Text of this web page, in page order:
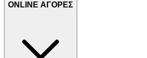
ONLINE ΑΓΟΡΕΣ